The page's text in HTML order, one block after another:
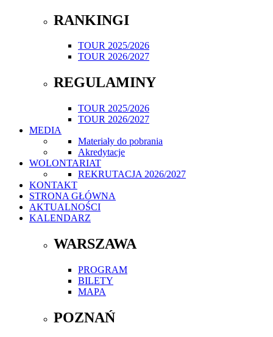
RANKINGI
TOUR 2025/2026
TOUR 2026/2027
REGULAMINY
TOUR 2025/2026
TOUR 2026/2027
MEDIA
Materiały do pobrania
Akredytacje
WOLONTARIAT
REKRUTACJA 2026/2027
KONTAKT
STRONA GŁÓWNA
AKTUALNOŚCI
KALENDARZ
WARSZAWA
PROGRAM
BILETY
MAPA
POZNAŃ